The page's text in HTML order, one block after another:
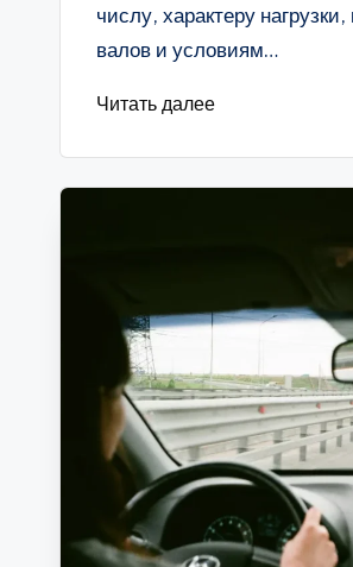
числу, характеру
валов и условиям…
Читать далее